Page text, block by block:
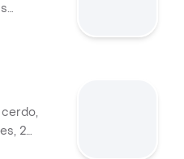
fritos
2
1 palito